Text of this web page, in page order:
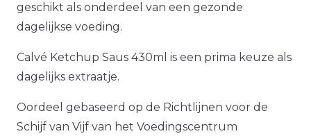
geschikt als onderdeel van een gezonde
dagelijkse voeding.
Calvé Ketchup Saus 430ml is een prima keuze als
dagelijks extraatje.
Oordeel gebaseerd op de Richtlijnen voor de
Schijf van Vijf van het Voedingscentrum